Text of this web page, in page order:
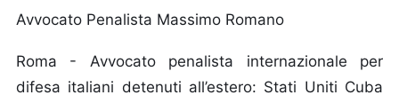
Avvocato Penalista Massimo Romano
Roma - Avvocato penalista internazionale per
difesa italiani detenuti all’estero: Stati Uniti Cuba